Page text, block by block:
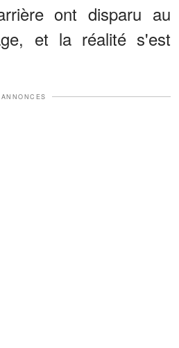
ont disparu au
et la réalité s'est
ANNONCES